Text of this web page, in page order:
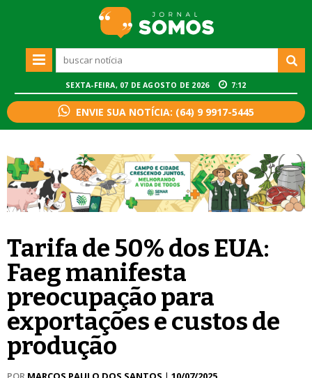
SEXTA-FEIRA, 07 DE AGOSTO DE 2026 7:12
ENVIE SUA NOTÍCIA: (64) 9 9917-5445
Tarifa de 50% dos EUA:
Faeg manifesta
preocupação para
exportações e custos de
produção